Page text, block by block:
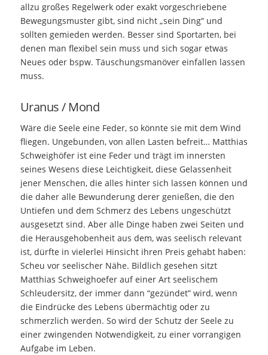
allzu großes Regelwerk oder exakt vorgeschriebene
Bewegungsmuster gibt, sind nicht „sein Ding“ und
sollten gemieden werden. Besser sind Sportarten, bei
denen man flexibel sein muss und sich sogar etwas
Neues oder bspw. Täuschungsmanöver einfallen lassen
muss.
Uranus / Mond
Wäre die Seele eine Feder, so könnte sie mit dem Wind
fliegen. Ungebunden, von allen Lasten befreit… Matthias
Schweighöfer ist eine Feder und trägt im innersten
seines Wesens diese Leichtigkeit, diese Gelassenheit
jener Menschen, die alles hinter sich lassen können und
die daher alle Bewunderung derer genießen, die den
Untiefen und dem Schmerz des Lebens ungeschützt
ausgesetzt sind. Aber alle Dinge haben zwei Seiten und
die Herausgehobenheit aus dem, was seelisch relevant
ist, dürfte in vielerlei Hinsicht ihren Preis gehabt haben:
Scheu vor seelischer Nähe. Bildlich gesehen sitzt
Matthias Schweighoefer auf einer Art seelischem
Schleudersitz, der immer dann “gezündet” wird, wenn
die Eindrücke des Lebens übermächtig oder zu
schmerzlich werden. So wird der Schutz der Seele zu
einer zwingenden Notwendigkeit, zu einer vorrangigen
Aufgabe im Leben.